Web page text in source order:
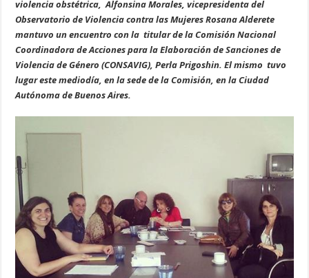
violencia obstétrica, Alfonsina Morales, vicepresidenta del
Observatorio de Violencia contra las Mujeres Rosana Alderete
mantuvo un encuentro con la titular de la Comisión Nacional
Coordinadora de Acciones para la Elaboración de Sanciones de
Violencia de Género (CONSAVIG), Perla Prigoshin. El mismo tuvo
lugar este mediodía, en la sede de la Comisión, en la Ciudad
Autónoma de Buenos Aires.